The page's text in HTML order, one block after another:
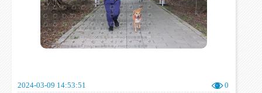
2024-03-09 14:53:51 0